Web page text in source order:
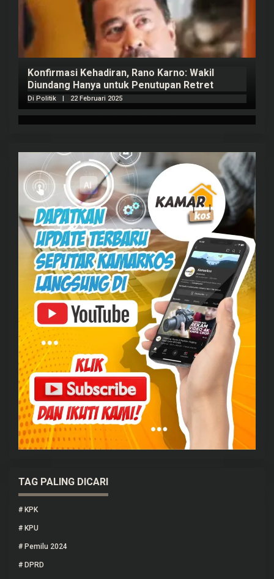
Konfirmasi Kehadiran, Rano Karno: Wakil
Diundang Hanya untuk Penutupan Retret
Di Politik 22 Februari 2025
TAG PALING DICARI
# KPK
# KPU
# Pemilu 2024
# DPRD